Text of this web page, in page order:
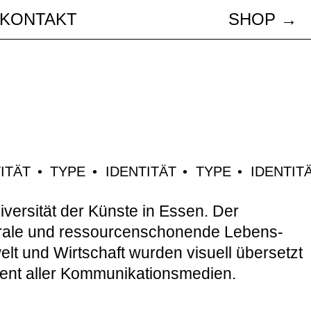
KONTAKT SHOP →
TYPE IDENTITÄT TYPE
der Künste in Essen. Der
und ressourcenschonende Lebens-
und Wirtschaft wurden visuell übersetzt
aller Kommunikationsmedien.